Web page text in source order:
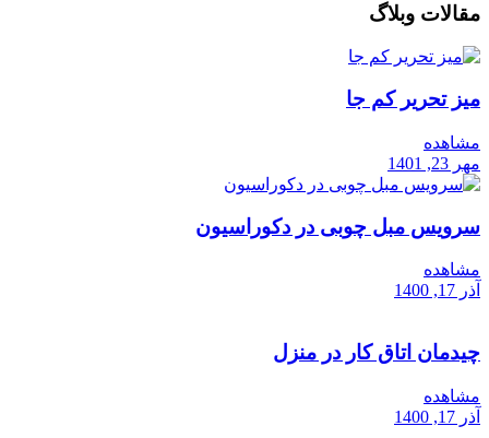
مقالات وبلاگ
میز تحریر کم جا
مشاهده
مهر 23, 1401
سرویس مبل چوبی در دکوراسیون
مشاهده
آذر 17, 1400
چیدمان اتاق کار در منزل
مشاهده
آذر 17, 1400